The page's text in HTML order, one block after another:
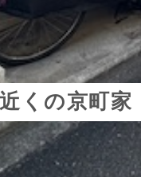
くの京町家